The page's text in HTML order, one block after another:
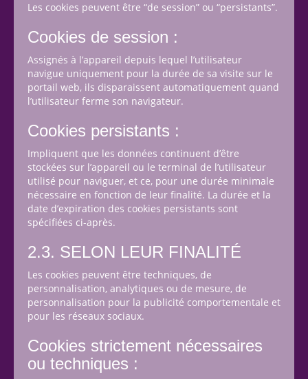
Les cookies peuvent être “de session” ou “persistants”.
Cookies de session :
Assignés à l’appareil depuis lequel l’utilisateur
navigue uniquement pour la durée de sa visite sur le
portail web, ils disparaissent automatiquement quand
l’utilisateur ferme son navigateur.
Cookies persistants :
Impliquent que les données continuent d’être
stockées sur l’appareil ou le terminal de l’utilisateur
utilisé pour naviguer, et ce, pour une durée minimale
nécessaire en fonction de leur finalité. La durée et la
date d’expiration des cookies persistants sont
spécifiées ci-après.
2.3. SELON LEUR FINALITÉ
Les cookies peuvent être techniques, de
personnalisation, analytiques ou de mesure, de
personnalisation pour la publicité comportementale et
pour les réseaux sociaux.
Cookies strictement nécessaires
ou techniques :